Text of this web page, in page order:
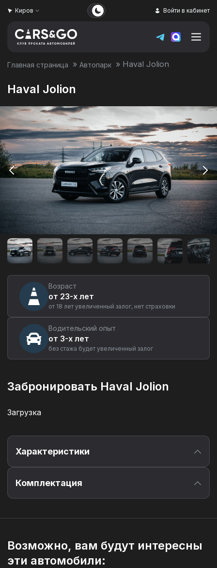
Киров Войти в кабинет
Главная страница » Автопарк » Haval Jolion
Haval Jolion
Аренда
автомобиля
Haval
Jolion
Кирове
Возраст
от 23-х лет
от 18 лет увеличенный залог, нет страховки
Водительский опыт
от 3-х лет
без стажа будет увеличенный залог
Забронировать Haval Jolion
Загрузка
Характеристики
Telegram
WhatsApp
VK
Комплектация
Telegram
WhatsApp
VK
Возможно, вам будут интересны
эти автомобили: